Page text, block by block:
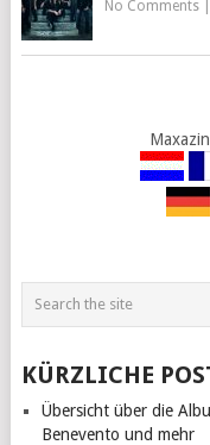
No Comments|
KÜRZLICHE
Übersicht über die
Benevento und mehr